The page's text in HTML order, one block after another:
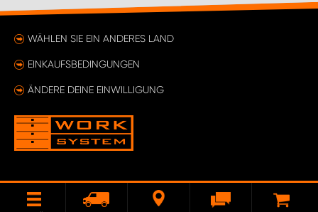
WÄHLEN SIE EIN ANDERES LAND
EINKAUFSBEDINGUNGEN
ÄNDERE DEINE EINWILLIGUNG